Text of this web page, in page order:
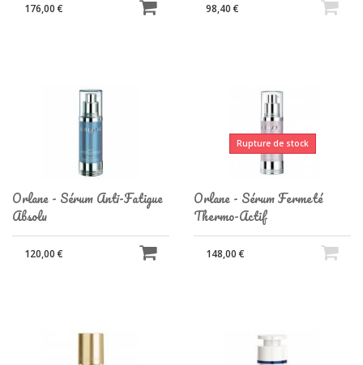
176,00 € 98,40 €
Orlane - Sérum Anti-Fatigue
Absolu
120,00 €
Rupture de stock
Orlane - Sérum Fermeté
Thermo-Actif
148,00 €